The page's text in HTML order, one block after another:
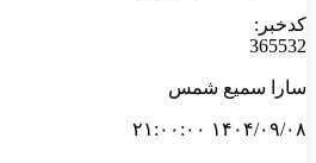
کدخبر:
365532
سارا سمیع شمس
۱۴۰۴/۰۹/۰۸ ۲۱:۰۰:۰۰